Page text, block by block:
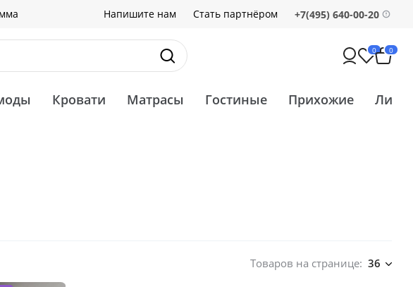
Напишите нам Стать партнёром +7(495) 640-00-20
0 0
Кровати Матрасы Гостиные Прихожие
Товаров на странице: 36